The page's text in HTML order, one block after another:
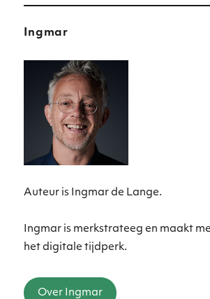
Ingmar
Auteur is Ingmar de Lange.
Ingmar is merkstrateeg en maakt
het digitale tijdperk.
Over Ingmar